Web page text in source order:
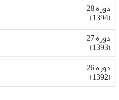
دوره 28
(1394)
دوره 27
(1393)
دوره 26
(1392)